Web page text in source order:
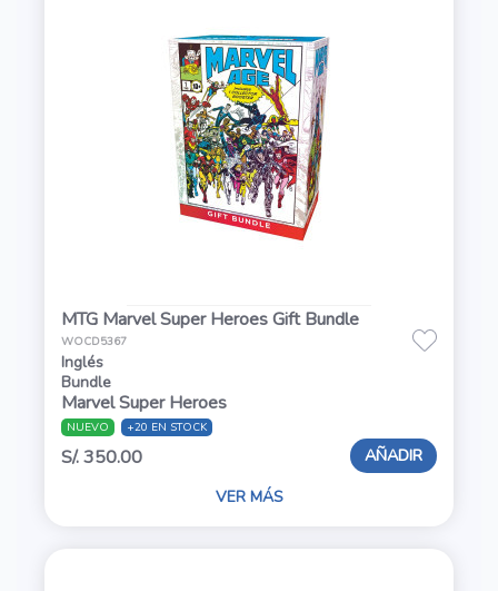
MTG Marvel Super Heroes Gift Bundle
WOCD5367
Inglés
Bundle
Marvel Super Heroes
NUEVO +20 EN STOCK
S/. 350.00 AÑADIR
VER MÁS